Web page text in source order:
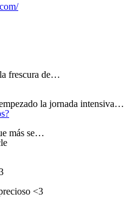
frescura de…
la jornada intensiva…
más se…
<3